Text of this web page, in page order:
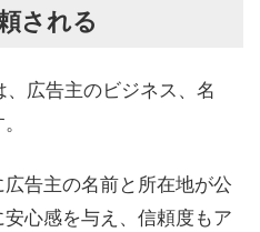
される
広告主のビジネス、名
告主の名前と所在地が公
心感を与え、信頼度もア